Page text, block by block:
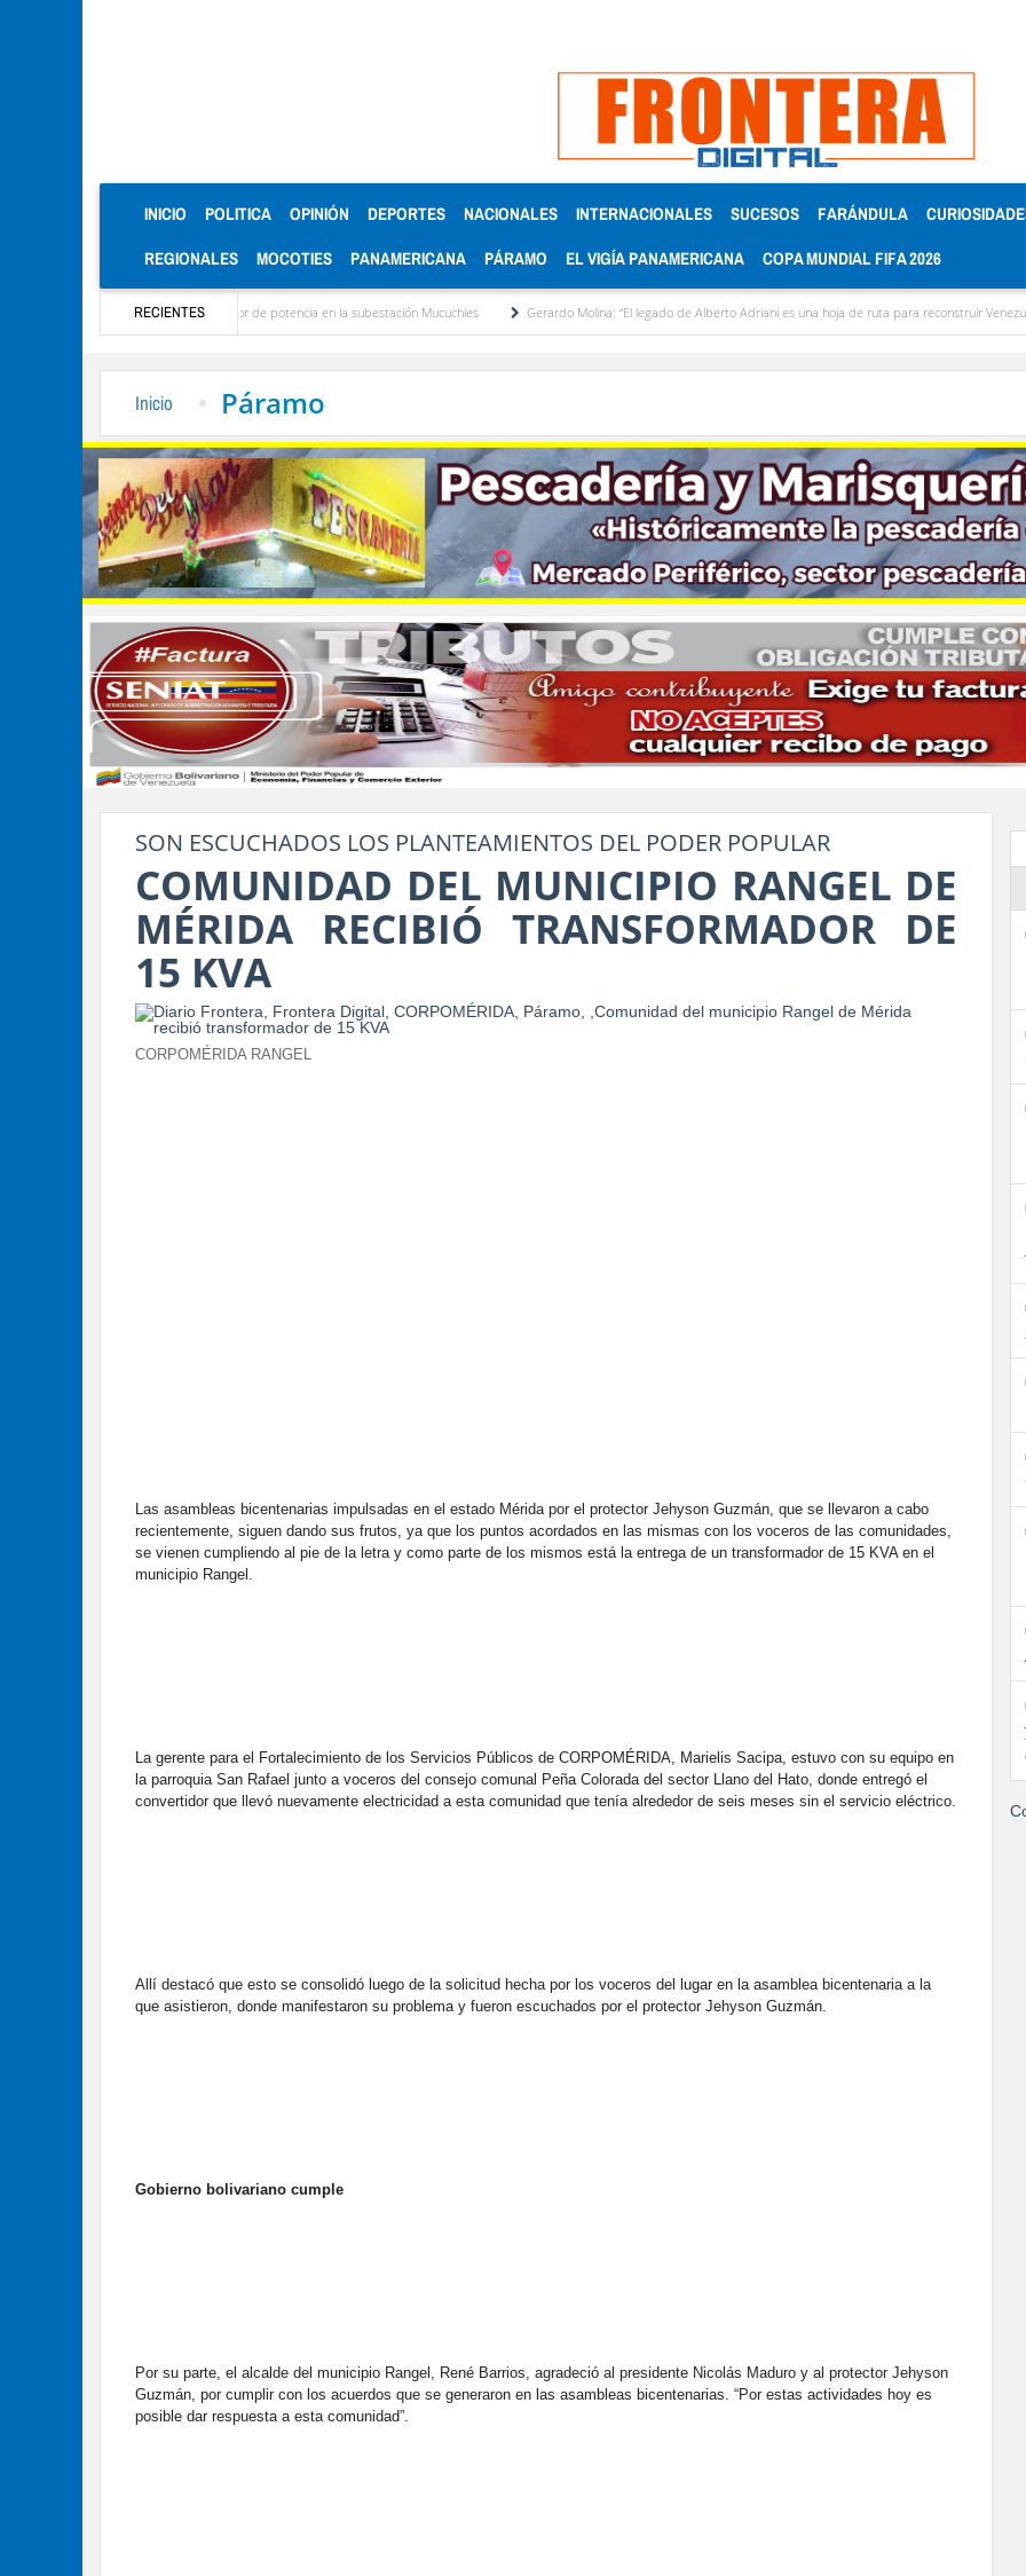
INICIO (CURRENT)
POLITICA OPINIÓN DEPORTES NACIONALES INTERNACIONALES SUCESOS FARÁNDULA
REGIONALES MOCOTIES PANAMERICANA PÁRAMO EL VIGÍA PANAMERICANA COPA MUNDIAL FIFA 2026
RECIENTES
de nuevo transformador de potencia en la subestación Mucuchies Gerardo Molina: “El legado de Alberto Adriani es una hoja de ruta para reconstruir Venezuela”
Inicio Páramo
SON ESCUCHADOS LOS PLANTEAMIENTOS DEL PODER POPULAR
COMUNIDAD DEL MUNICIPIO RANGEL DE
MÉRIDA RECIBIÓ TRANSFORMADOR DE
15 KVA
CORPOMÉRIDA RANGEL
Las asambleas bicentenarias impulsadas en el estado Mérida por el protector Jehyson Guzmán, que se llevaron a cabo
recientemente, siguen dando sus frutos, ya que los puntos acordados en las mismas con los voceros de las comunidades,
se vienen cumpliendo al pie de la letra y como parte de los mismos está la entrega de un transformador de 15 KVA en el
municipio Rangel.
La gerente para el Fortalecimiento de los Servicios Públicos de CORPOMÉRIDA, Marielis Sacipa, estuvo con su equipo en
la parroquia San Rafael junto a voceros del consejo comunal Peña Colorada del sector Llano del Hato, donde entregó el
convertidor que llevó nuevamente electricidad a esta comunidad que tenía alrededor de seis meses sin el servicio eléctrico.
Allí destacó que esto se consolidó luego de la solicitud hecha por los voceros del lugar en la asamblea bicentenaria a la
que asistieron, donde manifestaron su problema y fueron escuchados por el protector Jehyson Guzmán.
Gobierno bolivariano cumple
Por su parte, el alcalde del municipio Rangel, René Barrios, agradeció al presidente Nicolás Maduro y al protector Jehyson
Guzmán, por cumplir con los acuerdos que se generaron en las asambleas bicentenarias. “Por estas actividades hoy es
posible dar respuesta a esta comunidad”.